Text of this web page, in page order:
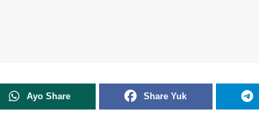
Ayo Share Share Yuk